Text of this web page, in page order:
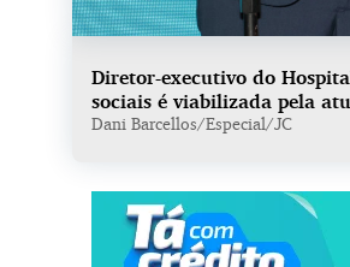
Diretor-executivo do
sociais é viabilizada pela
Dani Barcellos/Especial/JC